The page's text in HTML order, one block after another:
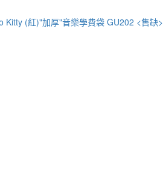
Kitty (紅)"加厚"音樂學費袋 GU202 <售缺>